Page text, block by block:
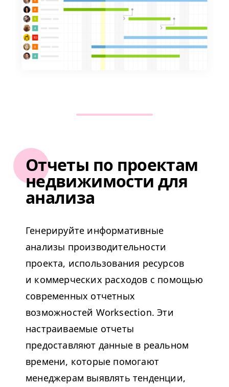
Отчеты по проектам
недвижимости для
анализа
Генерируйте информативные
анализы производительности
проекта, использования ресурсов
и коммерческих расходов с помощью
современных отчетных
возможностей Work­sec­tion. Эти
настраиваемые отчеты
предоставляют данные в реальном
времени, которые помогают
менеджерам выявлять тенденции,